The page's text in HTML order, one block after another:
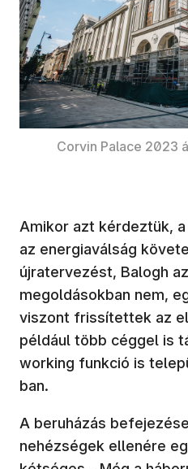
Corvin Palace 2023
Amikor azt kérdeztük,
az energiaválság
újratervezést, Balogh
megoldásokban nem,
viszont frissítettek az
például több céggel is
working funkció is
ban.
A beruházás
nehézségek ellenére